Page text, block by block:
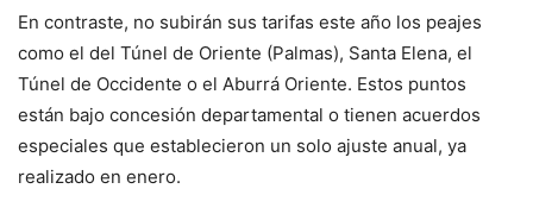
En contraste, no subirán sus tarifas este año los peajes
como el del Túnel de Oriente (Palmas), Santa Elena, el
Túnel de Occidente o el Aburrá Oriente. Estos puntos
están bajo concesión departamental o tienen acuerdos
especiales que establecieron un solo ajuste anual, ya
realizado en enero.